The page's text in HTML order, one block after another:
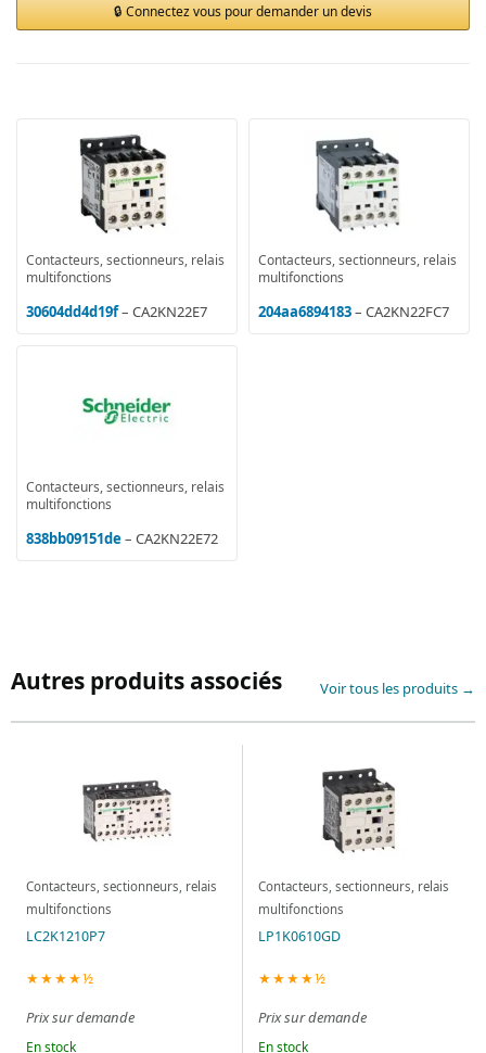
Connectez vous pour demander un devis
Contacteurs, sectionneurs, relais
multifonctions
30604dd4d19f– CA2KN22E7
Contacteurs, sectionneurs, relais
multifonctions
204aa6894183– CA2KN22FC7
Contacteurs, sectionneurs, relais
multifonctions
838bb09151de– CA2KN22E72
Autres produits associés Voir tous les produits →
Contacteurs, sectionneurs, relais
multifonctions
LC2K1210P7
★★★★½
Prix sur demande
En stock
Contacteurs, sectionneurs, relais
multifonctions
LP1K0610GD
★★★★½
Prix sur demande
En stock